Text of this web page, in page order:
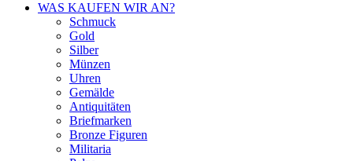
WAS KAUFEN WIR AN?
Schmuck
Gold
Silber
Münzen
Uhren
Gemälde
Antiquitäten
Briefmarken
Bronze Figuren
Militaria